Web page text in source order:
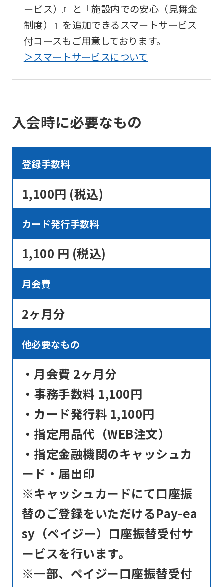
ービス）』と『施設内での安心（見舞金
制度）』を追加できるスマートサービス
付コースもご用意しております。
＞スマートサービスについて
入会時に必要なもの
登録手数料
1,100円 (税込)
カード発行手数料
1,100 円 (税込)
月会費
2ヶ月分
他必要なもの
・月会費 2ヶ月分
・事務手数料 1,100円
・カード発行料 1,100円
・指定用品代（WEB注文）
・指定金融機関のキャッシュカ
ード・届出印
※キャッシュカードにて口座振
替のご登録をいただけるPay-ea
sy（ペイジー）口座振替受付サ
ービスを行います。
※一部、ペイジー口座振替受付
translation.
The
translation
may
original
We
that